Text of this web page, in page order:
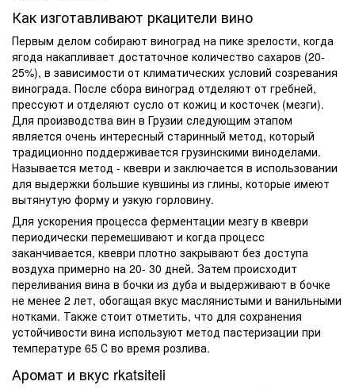
Как изготавливают ркацители вино
Первым делом собирают виноград на пике зрелости, когда
ягода накапливает достаточное количество сахаров (20-
25%), в зависимости от климатических условий созревания
винограда. После сбора виноград отделяют от гребней,
прессуют и отделяют сусло от кожиц и косточек (мезги).
Для производства вин в Грузии следующим этапом
является очень интересный старинный метод, который
традиционно поддерживается грузинскими виноделами.
Называется метод - квеври и заключается в использовании
для выдержки большие кувшины из глины, которые имеют
вытянутую форму и узкую горловину.
Для ускорения процесса ферментации мезгу в квеври
периодически перемешивают и когда процесс
заканчивается, квеври плотно закрывают без доступа
воздуха примерно на 20- 30 дней. Затем происходит
переливания вина в бочки из дуба и выдерживают в бочке
не менее 2 лет, обогащая вкус маслянистыми и ванильными
нотками. Также стоит отметить, что для сохранения
устойчивости вина используют метод пастеризации при
температуре 65 С во время розлива.
Аромат и вкус rkatsiteli